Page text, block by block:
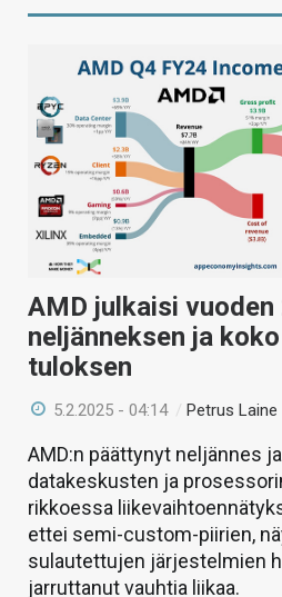
AMD julkaisi
neljänneksen ja
tuloksen
5.2.2025 - 04:14 /Petrus Laine
AMD:n päättynyt neljännes
datakeskusten ja
rikkoessa
ettei semi-custom-piirien,
sulautettujen järjestelmien
jarruttanut vauhtia liikaa.